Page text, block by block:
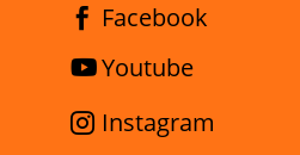
Facebook
Youtube
Instagram